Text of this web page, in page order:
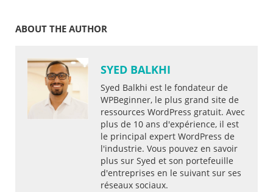
ABOUT THE AUTHOR
SYED BALKHI
Syed Balkhi est le fondateur de
WPBeginner, le plus grand site de
ressources WordPress gratuit. Avec
plus de 10 ans d'expérience, il est
le principal expert WordPress de
l'industrie. Vous pouvez en savoir
plus sur Syed et son portefeuille
d'entreprises en le suivant sur ses
réseaux sociaux.